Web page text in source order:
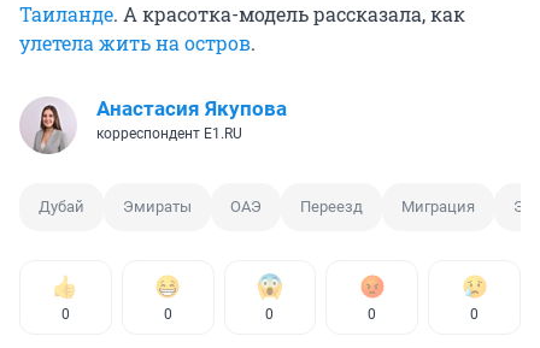
Таиланде. А красотка-модель рассказала, как
улетела жить на остров.
Анастасия Якупова
корреспондент E1.RU
Дубай Эмираты ОАЭ Переезд Миграция
0 0 0 0 0